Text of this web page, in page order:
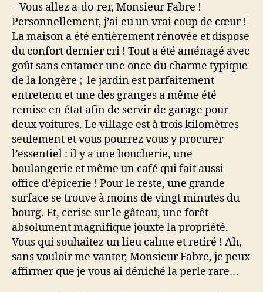
– Vous allez a-do-rer, Monsieur Fabre !
Personnellement, j’ai eu un vrai coup de cœur !
La maison a été entièrement rénovée et dispose
du confort dernier cri ! Tout a été aménagé avec
goût sans entamer une once du charme typique
de la longère ; le jardin est parfaitement
entretenu et une des granges a même été
remise en état afin de servir de garage pour
deux voitures. Le village est à trois kilomètres
seulement et vous pourrez vous y procurer
l’essentiel : il y a une boucherie, une
boulangerie et même un café qui fait aussi
office d’épicerie ! Pour le reste, une grande
surface se trouve à moins de vingt minutes du
bourg. Et, cerise sur le gâteau, une forêt
absolument magnifique jouxte la propriété.
Vous qui souhaitez un lieu calme et retiré ! Ah,
sans vouloir me vanter, Monsieur Fabre, je peux
affirmer que je vous ai déniché la perle rare…